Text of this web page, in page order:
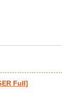
Full]